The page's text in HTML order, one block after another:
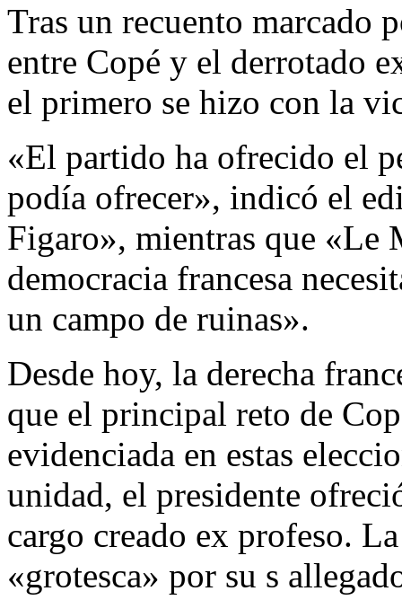
Tras un recuento marcado
entre Copé y el derrotado
el primero se hizo con la
«El partido ha ofrecido el
podía ofrecer», indicó el
Figaro», mientras que «Le
democracia francesa
un campo de ruinas».
Desde hoy, la derecha
que el principal reto de
evidenciada en estas
unidad, el presidente
cargo creado ex profeso.
«grotesca» por su s